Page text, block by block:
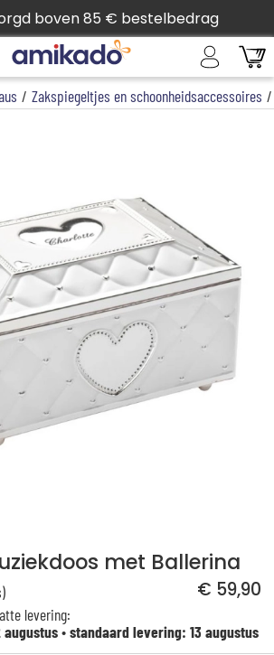
boven 85 € bestelbedrag
/ Zakspiegeltjes en schoonheidsaccessoires /
met Ballerina
€ 59,90
levering:
•standaard levering: 13 augustus